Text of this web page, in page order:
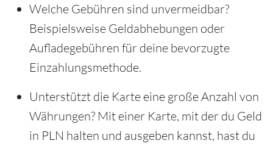
Welche Gebühren sind unvermeidbar?
Beispielsweise Geldabhebungen oder
Aufladegebühren für deine bevorzugte
Einzahlungsmethode.
Unterstützt die Karte eine große Anzahl von
Währungen? Mit einer Karte, mit der du Geld
in PLN halten und ausgeben kannst, hast du